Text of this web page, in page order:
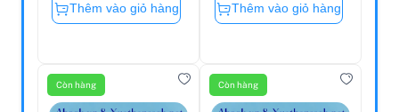
Thêm vào giỏ hàng Thêm vào giỏ hàng
Còn hàng Còn hàng